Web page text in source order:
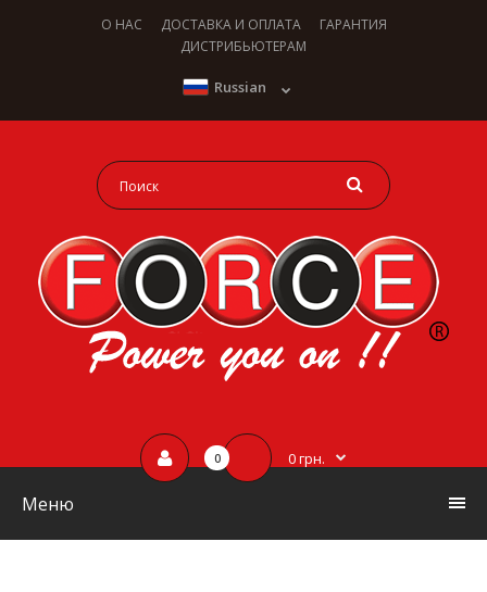
О НАС ДОСТАВКА И ОПЛАТА
ГАРАНТИЯ
ДИСТРИБЬЮТЕРАМ
Russian
0 0 грн.
Меню